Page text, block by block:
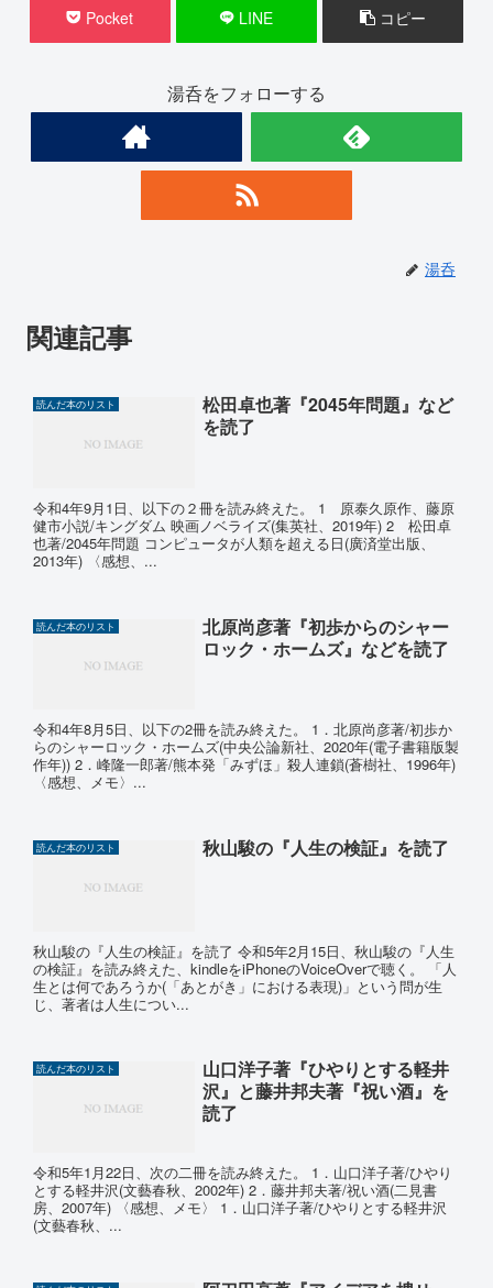
Pocket LINE コピー
湯呑をフォローする
湯呑
関連記事
読んだ本のリスト
松田卓也著『2045年問題』など
を読了
令和4年9月1日、以下の２冊を読み終えた。 1 原泰久原作、藤原
健市小説/キングダム 映画ノベライズ(集英社、2019年) 2 松田卓
也著/2045年問題 コンピュータが人類を超える日(廣済堂出版、
2013年) 〈感想、...
読んだ本のリスト
北原尚彦著『初歩からのシャー
ロック・ホームズ』などを読了
令和4年8月5日、以下の2冊を読み終えた。 1．北原尚彦著/初歩か
らのシャーロック・ホームズ(中央公論新社、2020年(電子書籍版製
作年)) 2．峰隆一郎著/熊本発「みずほ」殺人連鎖(蒼樹社、1996年)
〈感想、メモ〉...
読んだ本のリスト 秋山駿の『人生の検証』を読了
秋山駿の『人生の検証』を読了 令和5年2月15日、秋山駿の『人生
の検証』を読み終えた、kindleをiPhoneのVoiceOverで聴く。 「人
生とは何であろうか(「あとがき」における表現)」という問が生
じ、著者は人生につい...
読んだ本のリスト
山口洋子著『ひやりとする軽井
沢』と藤井邦夫著『祝い酒』を
読了
令和5年1月22日、次の二冊を読み終えた。 1．山口洋子著/ひやり
とする軽井沢(文藝春秋、2002年) 2．藤井邦夫著/祝い酒(二見書
房、2007年) 〈感想、メモ〉 1．山口洋子著/ひやりとする軽井沢
(文藝春秋、...